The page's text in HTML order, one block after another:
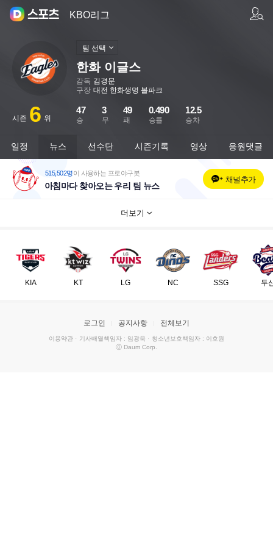
KBO리그
한화 이글스
감독 김경문
구장 대전 한화생명 볼파크
시즌 6 위 승
47
무
3
패
49
승률
0.490
승차
12.5
팀 선택
일정 뉴스 선수단 시즌기록 영상 응원댓글
515,502명이 사용하는 프로야구봇
아침마다 찾아오는 우리 팀 뉴스
채널추가
더보기
KIA KT LG NC SSG 두
로그인 공지사항 전체보기
이용약관 · 기사배열책임자 : 임광욱 · 청소년보호책임자 : 이호원
ⓒ Daum Corp.